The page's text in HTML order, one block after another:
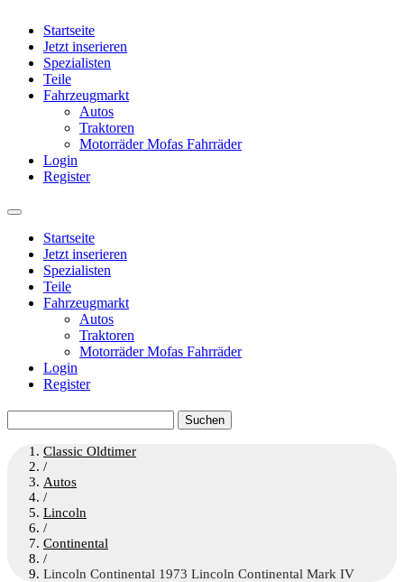
Startseite
Jetzt inserieren
Spezialisten
Teile
Fahrzeugmarkt
Autos
Traktoren
Motorräder Mofas Fahrräder
Login
Register
Startseite
Jetzt inserieren
Spezialisten
Teile
Fahrzeugmarkt
Autos
Traktoren
Motorräder Mofas Fahrräder
Login
Register
nach:
Classic Oldtimer
/
Autos
/
Lincoln
/
Continental
/
Lincoln Continental 1973 Lincoln Continental Mark IV